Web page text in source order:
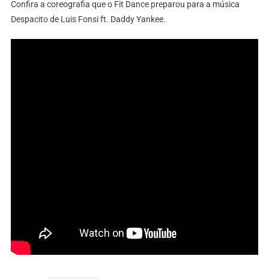
Confira a coreografia que o Fit Dance preparou para a música
Despacito de Luis Fonsi ft. Daddy Yankee.